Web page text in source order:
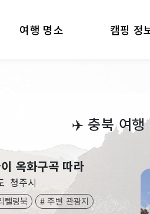
여행 명소 캠핑 정
‍✈️ 충북 여행
옥화구곡 따라
청주시
텔링북 # 주변 관광지